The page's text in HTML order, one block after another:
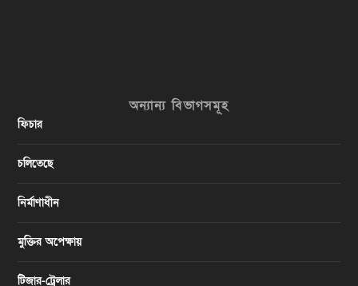
অন্যান্য বিভাগসমূহ
ফিচার
চলিতেছে
নির্মাণাধীন
মুক্তির অপেক্ষায়
টিজার-ট্রেলার